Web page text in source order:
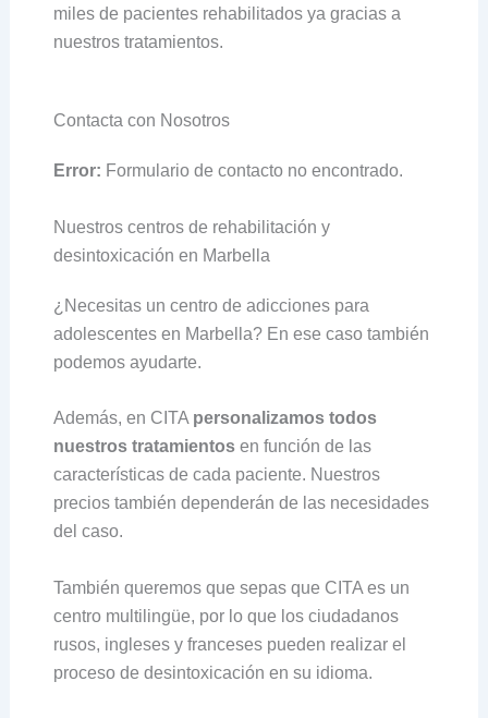
miles de pacientes rehabilitados ya gracias a
nuestros tratamientos.
Contacta con Nosotros
Error: Formulario de contacto no encontrado.
Nuestros centros de rehabilitación y
desintoxicación en Marbella
¿Necesitas un centro de adicciones para
adolescentes en Marbella? En ese caso también
podemos ayudarte.
Además, en CITA personalizamos todos
nuestros tratamientos en función de las
características de cada paciente. Nuestros
precios también dependerán de las necesidades
del caso.
También queremos que sepas que CITA es un
centro multilingüe, por lo que los ciudadanos
rusos, ingleses y franceses pueden realizar el
proceso de desintoxicación en su idioma.